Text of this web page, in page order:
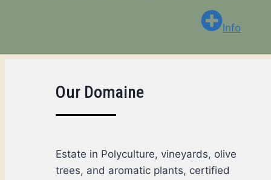
Info
Our Domaine
Estate in Polyculture, vineyards, olive
trees, and aromatic plants, certified